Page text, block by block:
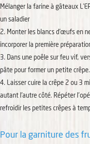
Mélanger la farine à gâteaux
un saladier
Monter les blancs d’œufs en
incorporer la première
Dans une poêle sur feu vif,
pâte pour former un petite crêpe.
Laisser cuire la crêpe 2 ou 3
autant l’autre côté. Répéter
refroidir les petites crêpes à
Pour la garniture des